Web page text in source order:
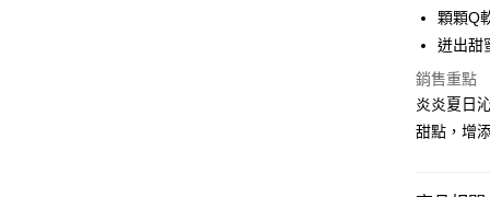
街口支付
全盈+PAY
【關於「
顆顆Q
迸出甜
銷售重點
炎炎夏日
甜點，增